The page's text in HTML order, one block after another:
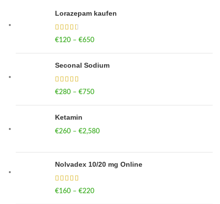
Lorazepam kaufen
€120 – €650
Seconal Sodium
€280 – €750
Ketamin
€260 – €2,580
Nolvadex 10/20 mg Online
€160 – €220